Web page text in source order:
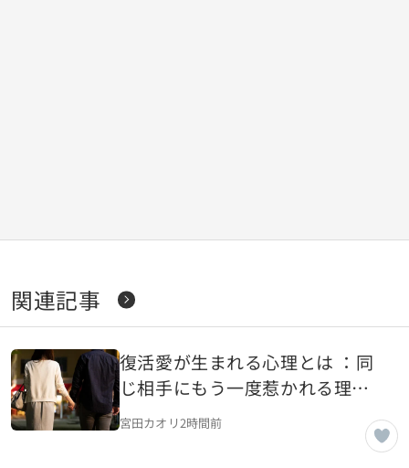
関連記事
復活愛が生まれる心理とは ：同
じ相手にもう一度惹かれる理由
を探る
宮田カオリ2時間前